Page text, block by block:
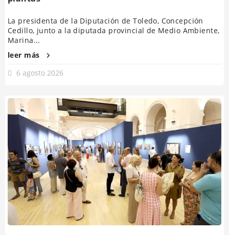
La presidenta de la Diputación de Toledo, Concepción
Cedillo, junto a la diputada provincial de Medio Ambiente,
Marina...
leer más
6 agosto 2026